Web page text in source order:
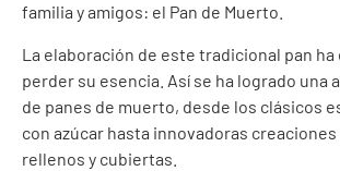
familia y amigos: el Pan de Muerto.
La elaboración de este tradicional pan
perder su esencia. Así se ha logrado una
de panes de muerto, desde los clásicos
con azúcar hasta innovadoras
rellenos y cubiertas.